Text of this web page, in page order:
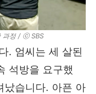
과정 / ⓒ SBS
. 엄씨는 세 살된
석방을 요구했
났습니다. 아픈 아